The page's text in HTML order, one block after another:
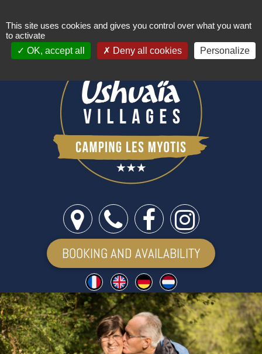
BOOKING AND AVAILABILITY
This site uses cookies and gives you control over what you want
to activate
OK, accept all
Deny all cookies Personalize